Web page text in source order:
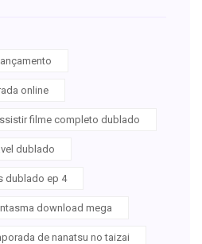
online
filme completo dublado
dublado
dublado ep 4
download mega
de nanatsu no taizai